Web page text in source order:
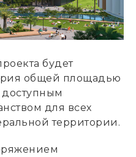
будет
общей площадью
доступным
для всех
территории.